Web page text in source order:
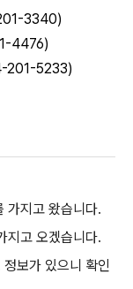
3340)
4476)
201-5233)
가지고 왔습니다.
지고 오겠습니다.
보가 있으니 확인